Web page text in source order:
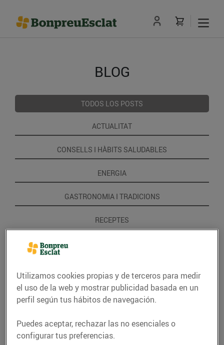
BLOG
TODOS LOS POSTS
ACTUALITAT
CONSELLS I HÀBITS SALUDABLES
ENERGIA
GASTRONOMIA I TRADICIONS
RECEPTES
Utilizamos cookies propias y de terceros para medir
el uso de la web y mostrar publicidad basada en un
perfil según tus hábitos de navegación.
Puedes aceptar, rechazar las no esenciales o
configurar tus preferencias.